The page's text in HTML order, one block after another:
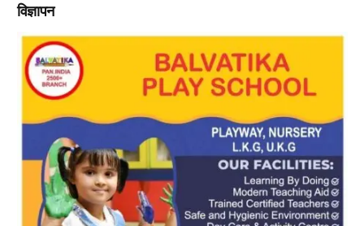
विज्ञापन